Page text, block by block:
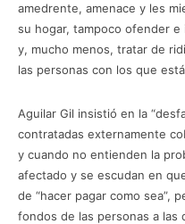
amedrente, amenace y les
su hogar, tampoco ofender e
y, mucho menos, tratar de
las personas con los que
Aguilar Gil insistió en la
contratadas externamente
y cuando no entienden la
afectado y se escudan en
de “hacer pagar como sea”,
fondos de las personas a las